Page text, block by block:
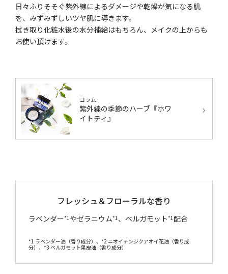
日々ふりそそぐ紫外線によるダメージや乾燥が気になる肌
を、みずみずしいツヤ肌に導きます。
拭き取り化粧水後の水分補給はもちろん、メイクの上からも
お使い頂けます。
コラム
紫外線の季節のハーブ『ホワ
イトティ』
フレッシュ＆フローラルな香り
ラベンダー*1 やゼラニウム*1 、ベルガモット*1配合
*1 ラベンダー油（香り成分）、*2 ニオイテンジクアオイ花油（香り成
分）、*3 ベルガモット果皮油（香り成分）